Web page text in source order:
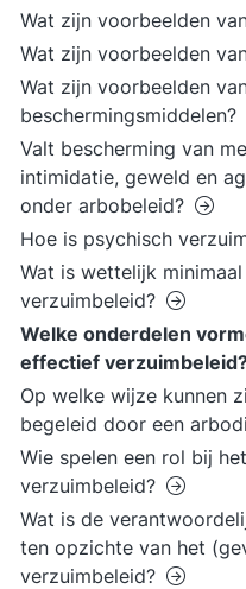
Wat zijn voorbeelden
Wat zijn voorbeelden
Wat zijn voorbeelden
beschermingsmiddelen?
Valt bescherming van
intimidatie, geweld en
onder arbobeleid?
Hoe is psychisch
Wat is wettelijk
verzuimbeleid?
Welke onderdelen
effectief
Op welke wijze kunnen
begeleid door een
Wie spelen een rol bij
verzuimbeleid?
Wat is de
ten opzichte van het
verzuimbeleid?